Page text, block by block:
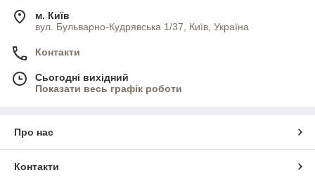
м. Київ
вул. Бульварно-Кудрявська 1/37, Київ, Україна
Контакти
Сьогодні вихідний
Показати весь графік роботи
Про нас
Контакти